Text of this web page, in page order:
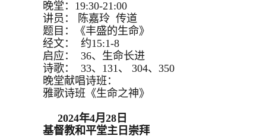
晚堂：19:30-21:00
讲员： 陈嘉玲 传道
题目：《丰盛的生命》
经文： 约15:1-8
启应： 36、生命长进
诗歌： 33、131、 304、350
晚堂献唱诗班：
雅歌诗班《生命之神》
2024年4月28日
基督教和平堂主日崇拜